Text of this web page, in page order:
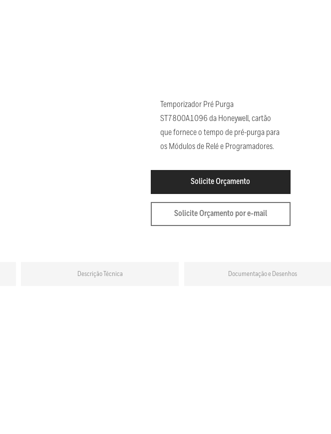
Temporizador Pré Purga
ST7800A1096 da Honeywell, cartão
que fornece o tempo de pré-purga para
os Módulos de Relé e Programadores.
Solicite Orçamento
Solicite Orçamento por e-mail
Descrição Técnica Documentação e Desenhos